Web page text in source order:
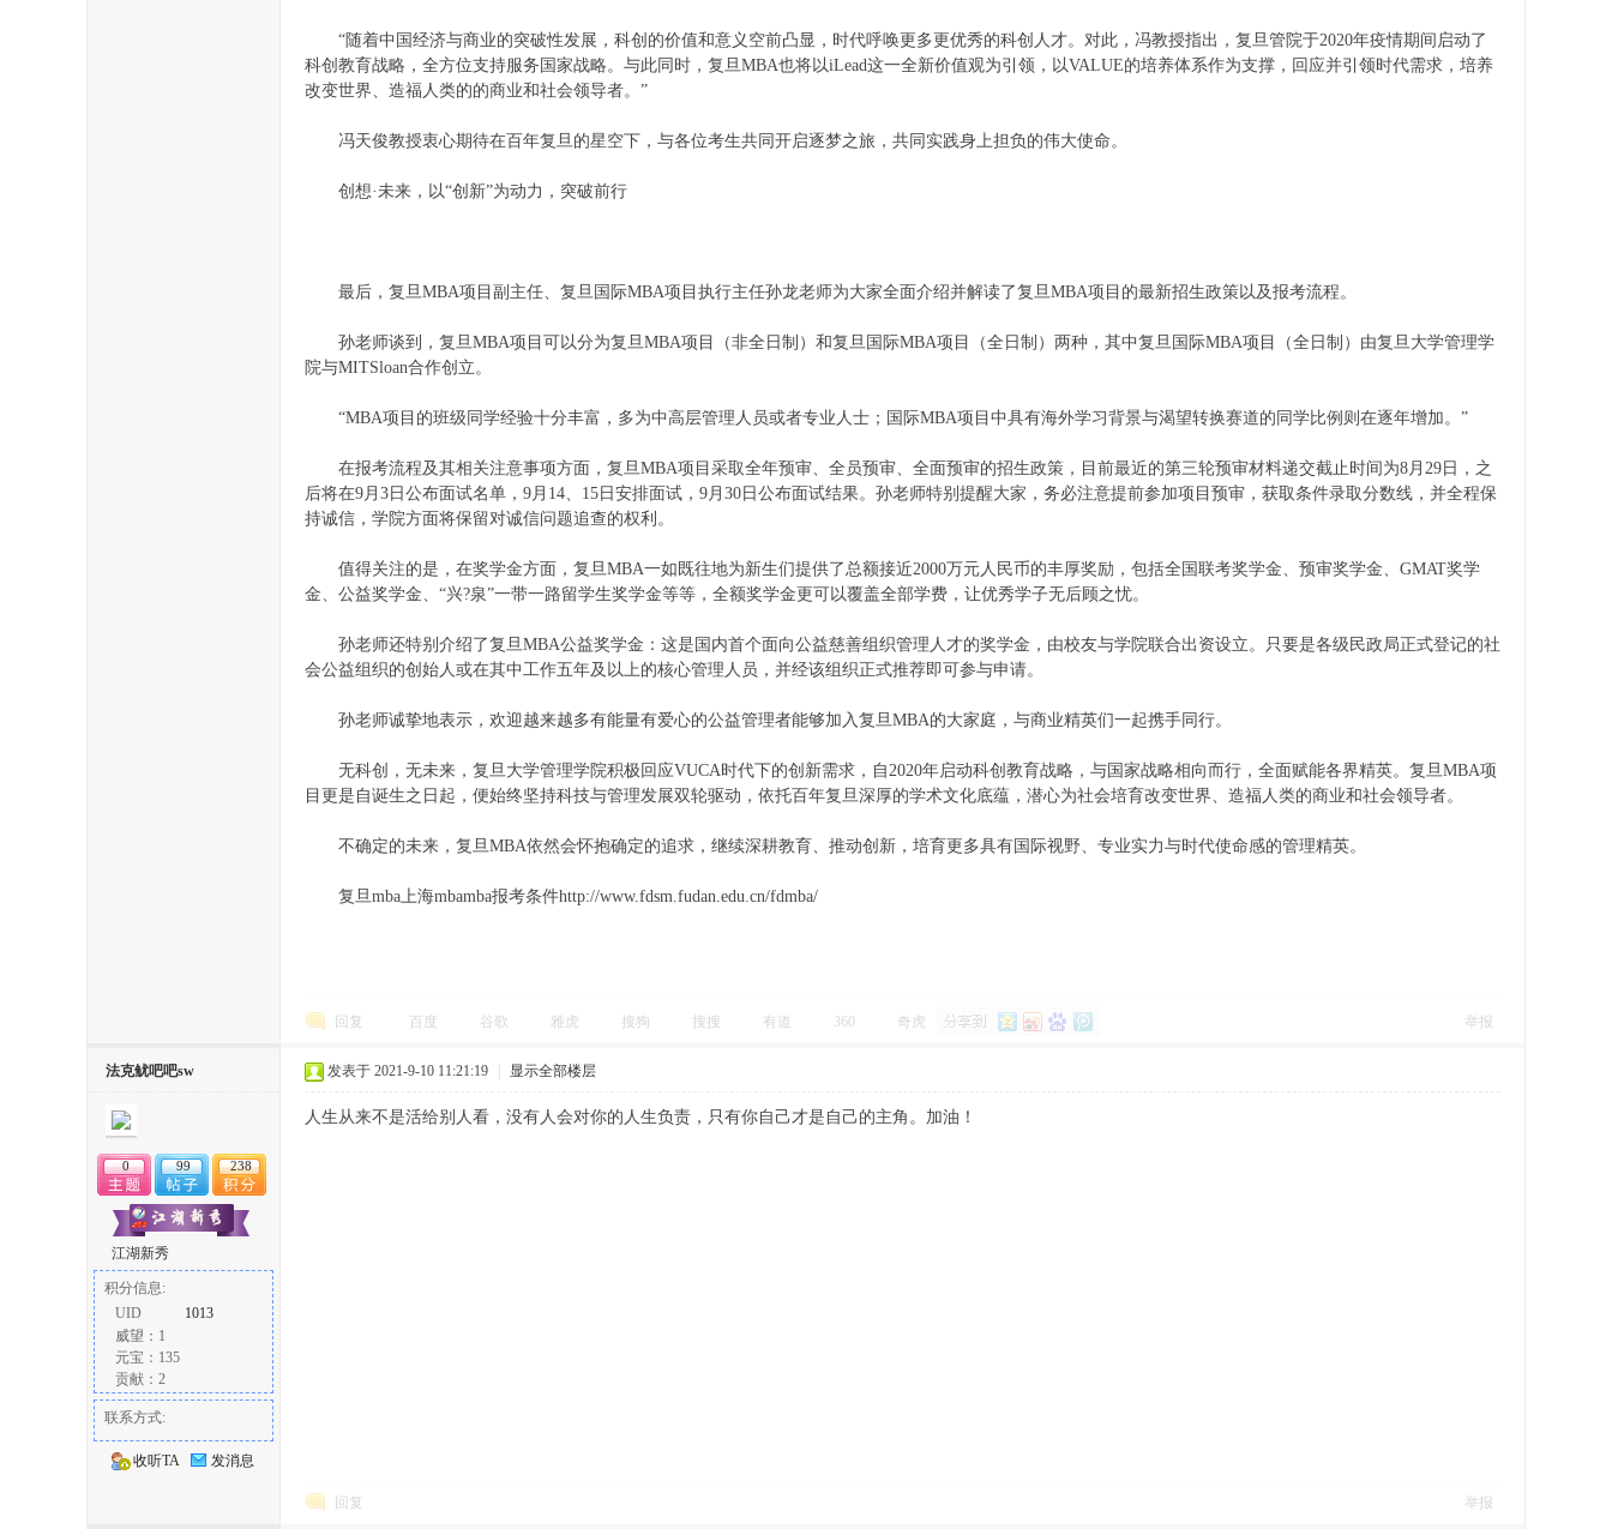
“随着中国经济与商业的突破性发展，科创的价值和意义空前凸显，时代呼唤更多更优秀的科创人才。对此，冯教授指出，复旦管院于2020年疫情期间启动了
科创教育战略，全方位支持服务国家战略。与此同时，复旦MBA也将以iLead这一全新价值观为引领，以VALUE的培养体系作为支撑，回应并引领时代需求，培养
改变世界、造福人类的的商业和社会领导者。”
冯天俊教授衷心期待在百年复旦的星空下，与各位考生共同开启逐梦之旅，共同实践身上担负的伟大使命。
创想·未来，以“创新”为动力，突破前行
最后，复旦MBA项目副主任、复旦国际MBA项目执行主任孙龙老师为大家全面介绍并解读了复旦MBA项目的最新招生政策以及报考流程。
孙老师谈到，复旦MBA项目可以分为复旦MBA项目（非全日制）和复旦国际MBA项目（全日制）两种，其中复旦国际MBA项目（全日制）由复旦大学管理学
院与MITSloan合作创立。
“MBA项目的班级同学经验十分丰富，多为中高层管理人员或者专业人士；国际MBA项目中具有海外学习背景与渴望转换赛道的同学比例则在逐年增加。”
在报考流程及其相关注意事项方面，复旦MBA项目采取全年预审、全员预审、全面预审的招生政策，目前最近的第三轮预审材料递交截止时间为8月29日，之
后将在9月3日公布面试名单，9月14、15日安排面试，9月30日公布面试结果。孙老师特别提醒大家，务必注意提前参加项目预审，获取条件录取分数线，并全程保
持诚信，学院方面将保留对诚信问题追查的权利。
值得关注的是，在奖学金方面，复旦MBA一如既往地为新生们提供了总额接近2000万元人民币的丰厚奖励，包括全国联考奖学金、预审奖学金、GMAT奖学
金、公益奖学金、“兴?泉”一带一路留学生奖学金等等，全额奖学金更可以覆盖全部学费，让优秀学子无后顾之忧。
孙老师还特别介绍了复旦MBA公益奖学金：这是国内首个面向公益慈善组织管理人才的奖学金，由校友与学院联合出资设立。只要是各级民政局正式登记的社
会公益组织的创始人或在其中工作五年及以上的核心管理人员，并经该组织正式推荐即可参与申请。
孙老师诚挚地表示，欢迎越来越多有能量有爱心的公益管理者能够加入复旦MBA的大家庭，与商业精英们一起携手同行。
无科创，无未来，复旦大学管理学院积极回应VUCA时代下的创新需求，自2020年启动科创教育战略，与国家战略相向而行，全面赋能各界精英。复旦MBA项
目更是自诞生之日起，便始终坚持科技与管理发展双轮驱动，依托百年复旦深厚的学术文化底蕴，潜心为社会培育改变世界、造福人类的商业和社会领导者。
不确定的未来，复旦MBA依然会怀抱确定的追求，继续深耕教育、推动创新，培育更多具有国际视野、专业实力与时代使命感的管理精英。
复旦mba上海mbamba报考条件http://www.fdsm.fudan.edu.cn/fdmba/
回复 百度 谷歌 雅虎 搜狗 搜搜 有道 360 奇虎 举报
法克鱿吧吧sw
0 99 238
江湖新秀
积分信息:
UID
1013
威望：1
元宝：135
贡献：2
联系方式:
收听TA 发消息
发表于 2021-9-10 11:21:19 显示全部楼层
人生从来不是活给别人看，没有人会对你的人生负责，只有你自己才是自己的主角。加油！
回复 举报